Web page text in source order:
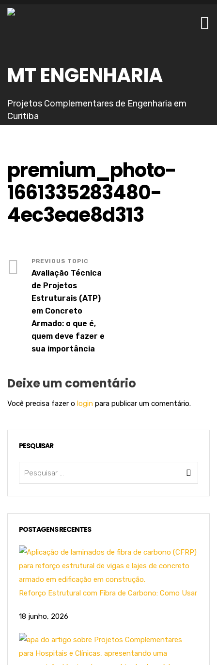
MT ENGENHARIA
Projetos Complementares de Engenharia em
Curitiba
premium_photo-
1661335283480-
4ec3eae8d313
Avaliação Técnica
de Projetos
Estruturais (ATP)
em Concreto
Armado: o que é,
quem deve fazer e
sua importância
Deixe um comentário
Você precisa fazer o login para publicar um comentário.
PESQUISAR
POSTAGENS RECENTES
Reforço Estrutural com Fibra de Carbono: Como Usar
18 junho, 2026